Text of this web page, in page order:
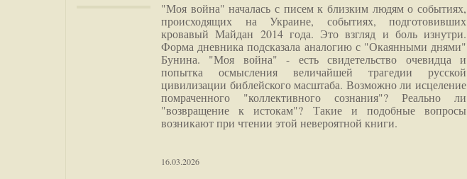
"Моя война" началась с писем к близким людям о событиях,
происходящих на Украине, событиях, подготовивших
кровавый Майдан 2014 года. Это взгляд и боль изнутри.
Форма дневника подсказала аналогию с "Окаянными днями"
Бунина. "Моя война" - есть свидетельство очевидца и
попытка осмысления величайшей трагедии русской
цивилизации библейского масштаба. Возможно ли исцеление
помраченного "коллективного сознания"? Реально ли
"возвращение к истокам"? Такие и подобные вопросы
возникают при чтении этой невероятной книги.
16.03.2026